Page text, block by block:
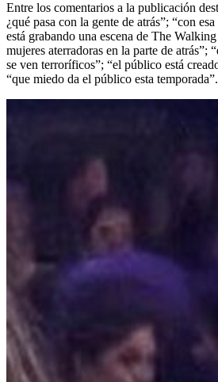
Entre los comentarios a la publicación
¿qué pasa con la gente de atrás”; “con
está grabando una escena de The
mujeres aterradoras en la parte de atrás”;
se ven terroríficos”; “el público está
“que miedo da el público esta temporada”.